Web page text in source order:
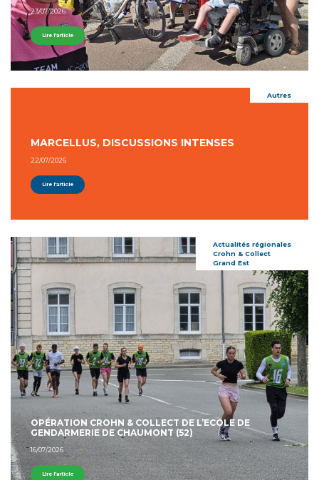
23/07/2026
Lire l'article
Autres
MARCELLUS, DISCUSSIONS INTENSES
22/07/2026
Lire l'article
Actualités régionales
Crohn & Collect
Grand Est
OPÉRATION CROHN & COLLECT DE L’ECOLE DE
GENDARMERIE DE CHAUMONT (52)
16/07/2026
Lire l'article